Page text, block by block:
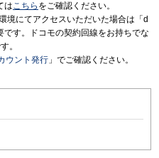
はこちら をご確認ください。
境にてアクセスいただいた場合は「d
す。ドコモの契約回線をお持ちでな
。
ウント発行 」でご確認ください。